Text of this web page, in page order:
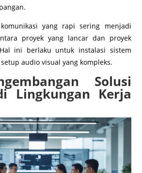
yang rapi sering menjadi
proyek yang lancar dan proyek
ini berlaku untuk instalasi sistem
audio visual yang kompleks.
Solusi
Lingkungan Kerja